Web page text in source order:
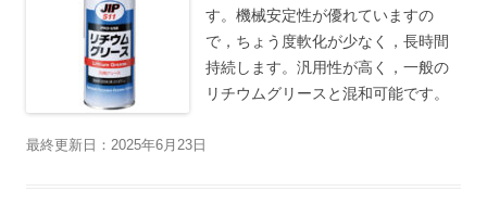
す。機械安定性が優れていますの
で，ちょう度軟化が少なく，長時間
持続します。汎用性が高く，一般の
リチウムグリースと混和可能です。
最終更新日：2025年6月23日